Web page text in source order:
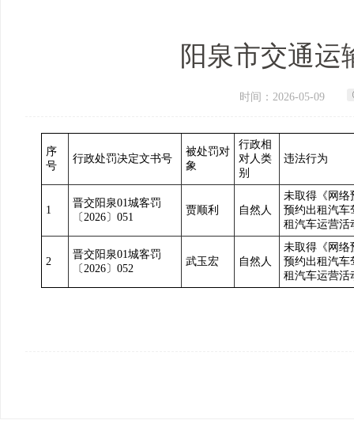
阳泉市交通运
时间：2026-05-09
序
号
行政处罚决定文书号
被处罚对
象
行政相
对人类
别
违法行为
1
晋交阳泉01城客罚
〔2026〕051
贾顺利 自然人
未取得《网络
预约出租汽车
租汽车运营活
2
晋交阳泉01城客罚
〔2026〕052
武玉宏 自然人
未取得《网络
预约出租汽车
租汽车运营活